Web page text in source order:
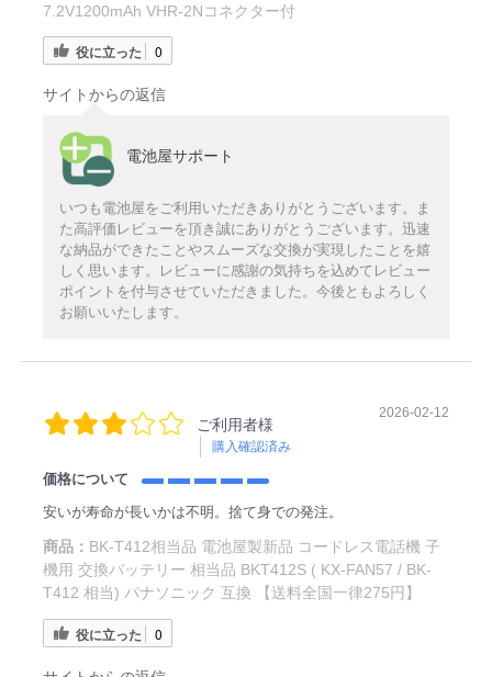
7.2V1200mAh VHR-2Nコネクター付
役に立った 0
サイトからの返信
電池屋サポート
いつも電池屋をご利用いただきありがとうございます。ま
た高評価レビューを頂き誠にありがとうございます。迅速
な納品ができたことやスムーズな交換が実現したことを嬉
しく思います。レビューに感謝の気持ちを込めてレビュー
ポイントを付与させていただきました。今後ともよろしく
お願いいたします。
ご利用者様
購入確認済み
2026-02-12
価格について
安いが寿命が長いかは不明。捨て身での発注。
商品： BK-T412相当品 電池屋製新品 コードレス電話機 子
機用 交換バッテリー 相当品 BKT412S ( KX-FAN57 / BK-
T412 相当) パナソニック 互換 【送料全国一律275円】
役に立った 0